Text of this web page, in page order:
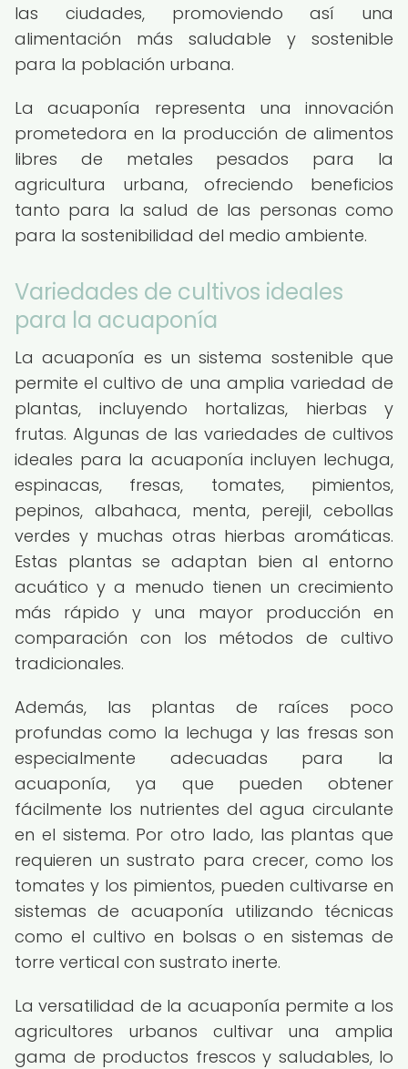
las ciudades, promoviendo así una
alimentación más saludable y sostenible
para la población urbana.
La acuaponía representa una innovación
prometedora en la producción de alimentos
libres de metales pesados para la
agricultura urbana, ofreciendo beneficios
tanto para la salud de las personas como
para la sostenibilidad del medio ambiente.
Variedades de cultivos ideales
para la acuaponía
La acuaponía es un sistema sostenible que
permite el cultivo de una amplia variedad de
plantas, incluyendo hortalizas, hierbas y
frutas. Algunas de las variedades de cultivos
ideales para la acuaponía incluyen lechuga,
espinacas, fresas, tomates, pimientos,
pepinos, albahaca, menta, perejil, cebollas
verdes y muchas otras hierbas aromáticas.
Estas plantas se adaptan bien al entorno
acuático y a menudo tienen un crecimiento
más rápido y una mayor producción en
comparación con los métodos de cultivo
tradicionales.
Además, las plantas de raíces poco
profundas como la lechuga y las fresas son
especialmente adecuadas para la
acuaponía, ya que pueden obtener
fácilmente los nutrientes del agua circulante
en el sistema. Por otro lado, las plantas que
requieren un sustrato para crecer, como los
tomates y los pimientos, pueden cultivarse en
sistemas de acuaponía utilizando técnicas
como el cultivo en bolsas o en sistemas de
torre vertical con sustrato inerte.
La versatilidad de la acuaponía permite a los
agricultores urbanos cultivar una amplia
gama de productos frescos y saludables, lo